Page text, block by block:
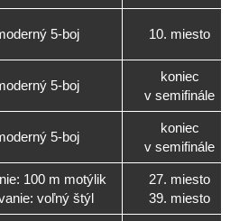
5-boj 10. miesto
5-boj
koniec
v semifinále
5-boj
koniec
v semifinále
100 m motýlik
voľný štýl
27. miesto
39. miesto